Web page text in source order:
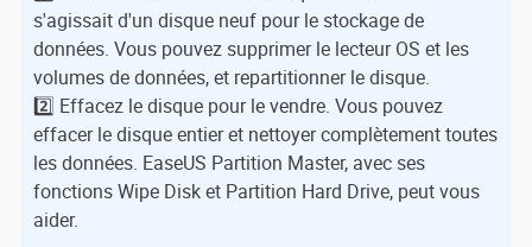
s'agissait d'un disque neuf pour le stockage de
données. Vous pouvez supprimer le lecteur OS et les
volumes de données, et repartitionner le disque.
2️⃣ Effacez le disque pour le vendre. Vous pouvez
effacer le disque entier et nettoyer complètement toutes
les données. EaseUS Partition Master, avec ses
fonctions Wipe Disk et Partition Hard Drive, peut vous
aider.